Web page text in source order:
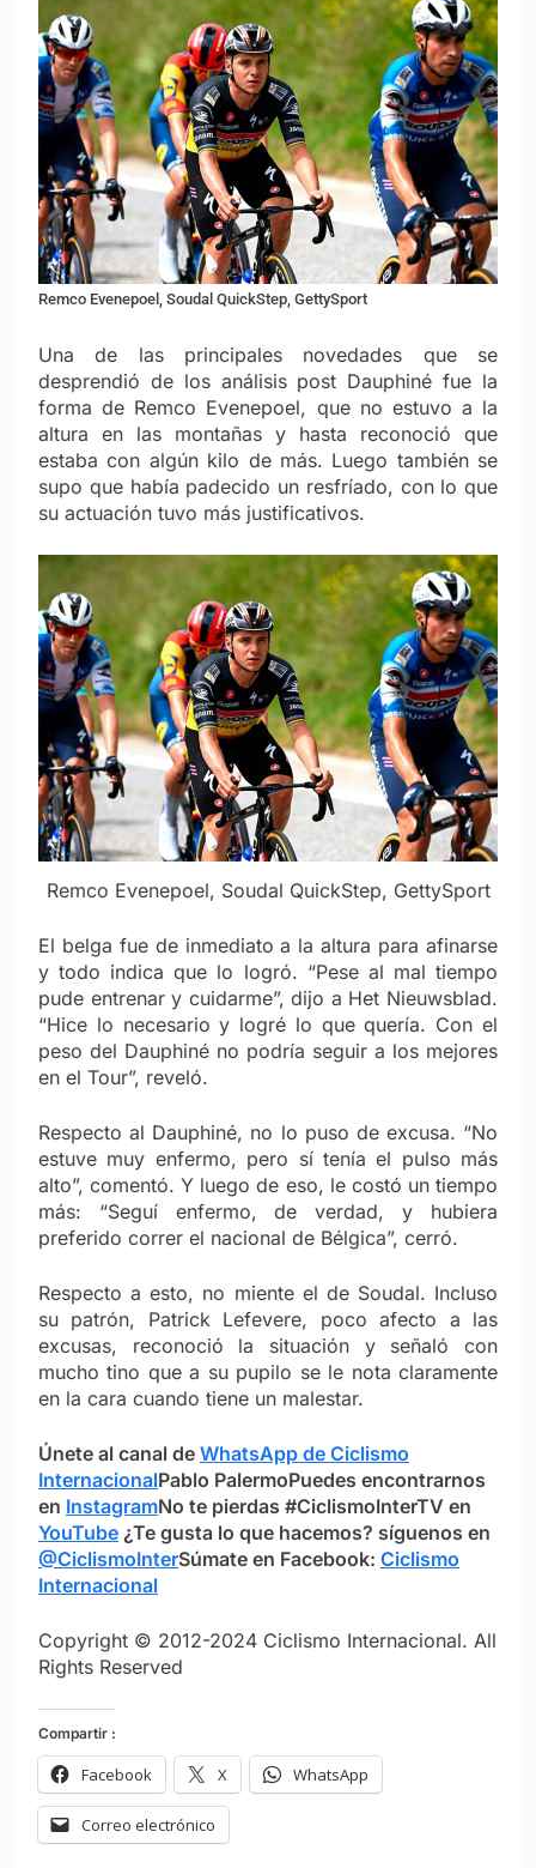
Remco Evenepoel, Soudal QuickStep, GettySport
Una de las principales novedades que se
desprendió de los análisis post Dauphiné fue la
forma de Remco Evenepoel, que no estuvo a la
altura en las montañas y hasta reconoció que
estaba con algún kilo de más. Luego también se
supo que había padecido un resfríado, con lo que
su actuación tuvo más justificativos.
Remco Evenepoel, Soudal QuickStep, GettySport
El belga fue de inmediato a la altura para afinarse
y todo indica que lo logró. “Pese al mal tiempo
pude entrenar y cuidarme”, dijo a Het Nieuwsblad.
“Hice lo necesario y logré lo que quería. Con el
peso del Dauphiné no podría seguir a los mejores
en el Tour”, reveló.
Respecto al Dauphiné, no lo puso de excusa. “No
estuve muy enfermo, pero sí tenía el pulso más
alto”, comentó. Y luego de eso, le costó un tiempo
más: “Seguí enfermo, de verdad, y hubiera
preferido correr el nacional de Bélgica”, cerró.
Respecto a esto, no miente el de Soudal. Incluso
su patrón, Patrick Lefevere, poco afecto a las
excusas, reconoció la situación y señaló con
mucho tino que a su pupilo se le nota claramente
en la cara cuando tiene un malestar.
Únete al canal de WhatsApp de Ciclismo
InternacionalPablo PalermoPuedes encontrarnos
en InstagramNo te pierdas #CiclismoInterTV en
YouTube ¿Te gusta lo que hacemos? síguenos en
@CiclismoInterSúmate en Facebook: Ciclismo
Internacional
Copyright © 2012-2024 Ciclismo Internacional. All
Rights Reserved
Compartir :
Facebook X WhatsApp
Correo electrónico